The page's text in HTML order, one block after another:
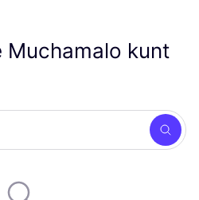
Muchamalo kunt
Zoek